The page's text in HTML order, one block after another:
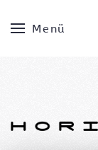
Menü